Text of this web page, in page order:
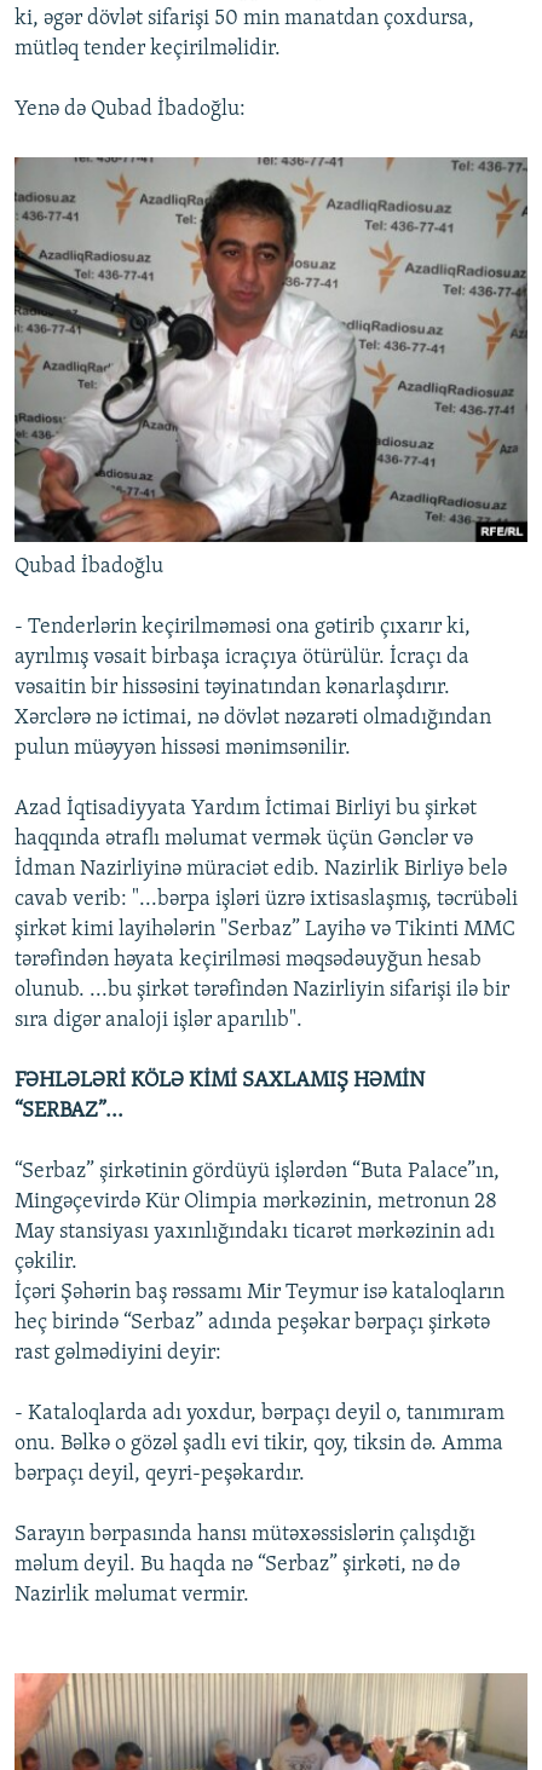
ki, əgər dövlət sifarişi 50 min manatdan çoxdursa,
mütləq tender keçirilməlidir.
Yenə də Qubad İbadoğlu:
Qubad İbadoğlu
- Tenderlərin keçirilməməsi ona gətirib çıxarır ki,
ayrılmış vəsait birbaşa icraçıya ötürülür. İcraçı da
vəsaitin bir hissəsini təyinatından kənarlaşdırır.
Xərclərə nə ictimai, nə dövlət nəzarəti olmadığından
pulun müəyyən hissəsi mənimsənilir.
Azad İqtisadiyyata Yardım İctimai Birliyi bu şirkət
haqqında ətraflı məlumat vermək üçün Gənclər və
İdman Nazirliyinə müraciət edib. Nazirlik Birliyə belə
cavab verib: "...bərpa işləri üzrə ixtisaslaşmış, təcrübəli
şirkət kimi layihələrin "Serbaz” Layihə və Tikinti MMC
tərəfindən həyata keçirilməsi məqsədəuyğun hesab
olunub. ...bu şirkət tərəfindən Nazirliyin sifarişi ilə bir
sıra digər analoji işlər aparılıb".
FƏHLƏLƏRİ KÖLƏ KİMİ SAXLAMIŞ HƏMİN
“SERBAZ”...
“Serbaz” şirkətinin gördüyü işlərdən “Buta Palace”ın,
Mingəçevirdə Kür Olimpia mərkəzinin, metronun 28
May stansiyası yaxınlığındakı ticarət mərkəzinin adı
çəkilir.
İçəri Şəhərin baş rəssamı Mir Teymur isə kataloqların
heç birində “Serbaz” adında peşəkar bərpaçı şirkətə
rast gəlmədiyini deyir:
- Kataloqlarda adı yoxdur, bərpaçı deyil o, tanımıram
onu. Bəlkə o gözəl şadlı evi tikir, qoy, tiksin də. Amma
bərpaçı deyil, qeyri-peşəkardır.
Sarayın bərpasında hansı mütəxəssislərin çalışdığı
məlum deyil. Bu haqda nə “Serbaz” şirkəti, nə də
Nazirlik məlumat vermir.